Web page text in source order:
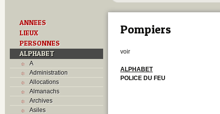
ANNEES
LIEUX
PERSONNES
ALPHABET
A
Administration
Allocations
Almanachs
Archives
Asiles
Pompiers
voir
ALPHABET
POLICE DU FEU